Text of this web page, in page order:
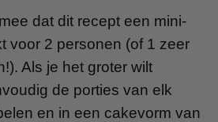
dat dit recept een mini-
voor 2 personen (of 1 zeer
Als je het groter wilt
de porties van elk
en in een cakevorm van